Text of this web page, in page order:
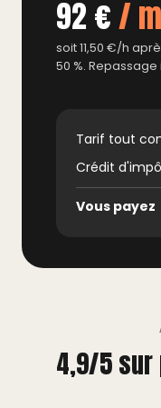
92 €/
soit 11,50 €/h
50 %.
Tarif tout
Crédit
Vous payez
4,9/5 sur